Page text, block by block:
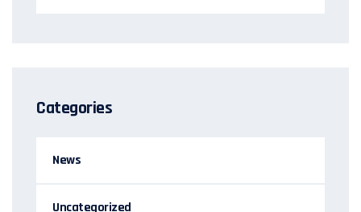
Categories
News
Uncategorized